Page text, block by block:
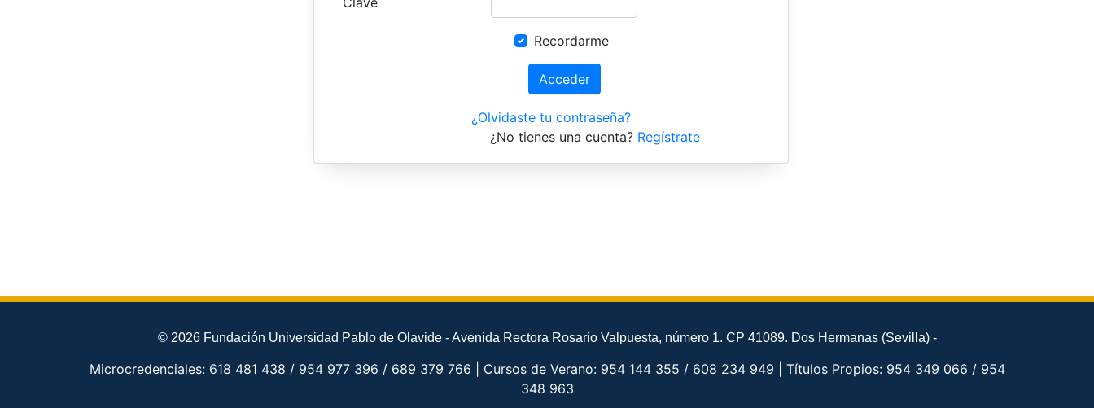
Recordarme
Acceder
¿Olvidaste tu contraseña?
¿No tienes una cuenta? Regístrate
© 2026 Fundación Universidad Pablo de Olavide - Avenida Rectora Rosario Valpuesta, número 1. CP 41089. Dos Hermanas (Sevilla) -
Microcredenciales: 618 481 438 / 954 977 396 / 689 379 766 | Cursos de Verano: 954 144 355 / 608 234 949 | Títulos Propios: 954 349 066 / 954
348 963